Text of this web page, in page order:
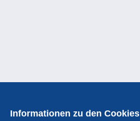
Informationen zu den Cookies